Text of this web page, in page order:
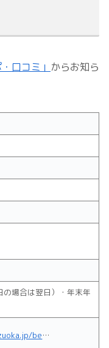
口コミ」 からお知ら
場合は翌日）・年末年
http://www.city.fujieda.shizuoka.jp/benri/shisetsu/BE001/BE003/1447731254502.html